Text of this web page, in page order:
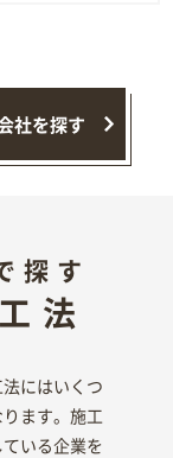
社を探す
探す
法
にはいくつ
ます。施工
いる企業を